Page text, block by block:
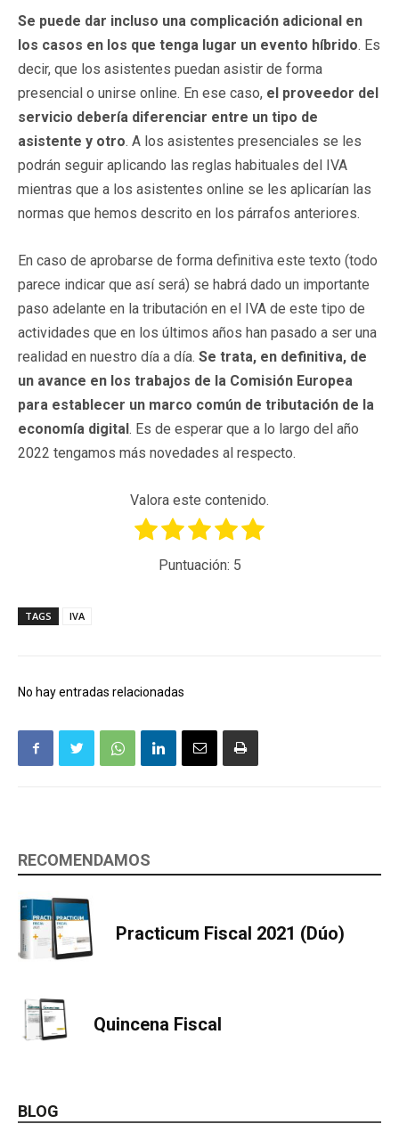
Se puede dar incluso una complicación adicional en
los casos en los que tenga lugar un evento híbrido. Es
decir, que los asistentes puedan asistir de forma
presencial o unirse online. En ese caso, el proveedor del
servicio debería diferenciar entre un tipo de
asistente y otro. A los asistentes presenciales se les
podrán seguir aplicando las reglas habituales del IVA
mientras que a los asistentes online se les aplicarían las
normas que hemos descrito en los párrafos anteriores.
En caso de aprobarse de forma definitiva este texto (todo
parece indicar que así será) se habrá dado un importante
paso adelante en la tributación en el IVA de este tipo de
actividades que en los últimos años han pasado a ser una
realidad en nuestro día a día. Se trata, en definitiva, de
un avance en los trabajos de la Comisión Europea
para establecer un marco común de tributación de la
economía digital. Es de esperar que a lo largo del año
2022 tengamos más novedades al respecto.
Valora este contenido.
Puntuación: 5
TAGS IVA
No hay entradas relacionadas
RECOMENDAMOS
Practicum Fiscal 2021 (Dúo)
Quincena Fiscal
BLOG